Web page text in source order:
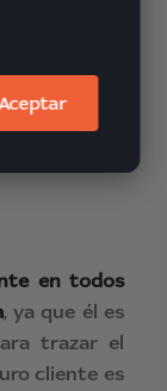
producto,
se tiene en
en todos
, ya que él es
trazar el
cliente es
Aceptar